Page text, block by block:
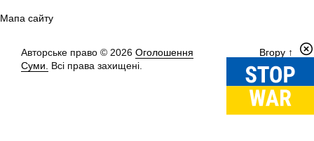
Мапа сайту
Авторське право © 2026 Оголошення
Суми.
Всі права захищені.
Вгору ↑